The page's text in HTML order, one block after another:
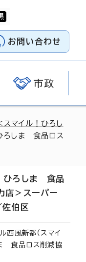
お問い合わせ
市政
スマイル！ひろし
ろしま 食品ロス
ひろしま 食品
店＞スーパー
佐伯区
西風新都（スマイ
食品ロス削減協